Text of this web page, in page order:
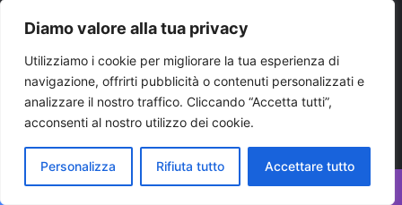
Diamo valore alla tua privacy
Utilizziamo i cookie per migliorare la tua esperienza di
navigazione, offrirti pubblicità o contenuti personalizzati e
analizzare il nostro traffico. Cliccando “Accetta tutti”,
acconsenti al nostro utilizzo dei cookie.
Personalizza Rifiuta tutto Accettare tutto
xylella
Ultimi aggiornamenti